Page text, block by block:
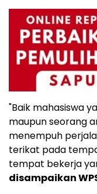
"Baik mahasiswa
maupun seorang
menempuh
terikat pada
tempat bekerja
disampaikan